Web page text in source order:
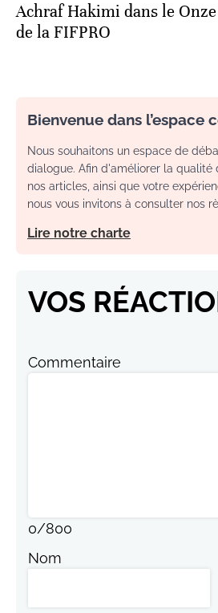
Achraf Hakimi dans le Onze
de la FIFPRO
Bienvenue dans l’espace
Nous souhaitons un espace de
dialogue. Afin d'améliorer la qualité
nos articles, ainsi que votre
nous vous invitons à consulter nos
Lire notre charte
VOS
Commentaire
0/800
Nom